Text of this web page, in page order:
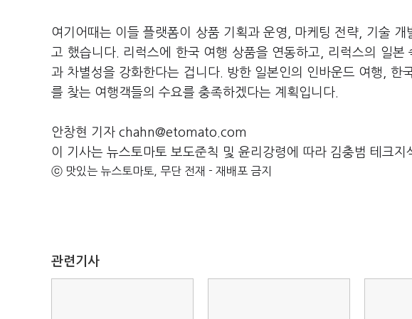
여기어때는 이들 플랫폼이 상품 기획과 운영, 마케팅 전략, 기술
고 했습니다. 리럭스에 한국 여행 상품을 연동하고, 리럭스의 일
과 차별성을 강화한다는 겁니다. 방한 일본인의 인바운드 여행, 한
를 찾는 여행객들의 수요를 충족하겠다는 계획입니다.
안창현 기자 chahn@etomato.com
이 기사는 뉴스토마토 보도준칙 및 윤리강령에 따라 김충범 테크지
ⓒ 맛있는 뉴스토마토, 무단 전재 - 재배포 금지
관련기사